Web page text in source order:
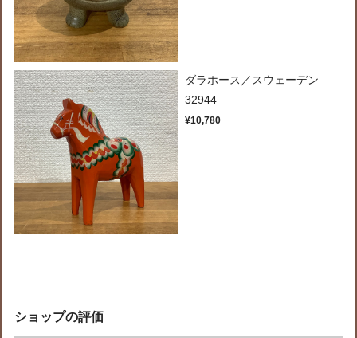
ダラホース／スウェーデン
32944
¥10,780
ショップの評価